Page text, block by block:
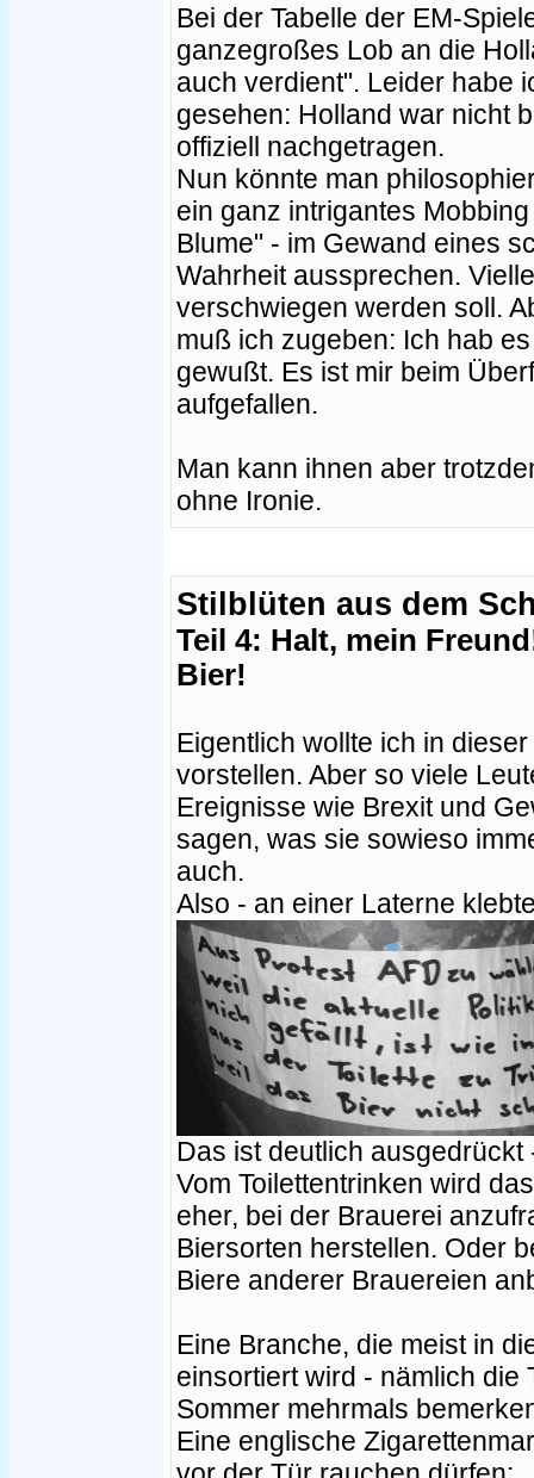
Bei der Tabelle der EM-
ganzegroßes Lob an die
auch verdient". Leider habe
gesehen: Holland war nicht
offiziell nachgetragen.
Nun könnte man
ein ganz intrigantes
Blume" - im Gewand eines
Wahrheit aussprechen.
verschwiegen werden soll.
muß ich zugeben: Ich hab
gewußt. Es ist mir beim
aufgefallen.
Man kann ihnen aber
ohne Ironie.
Stilblüten aus dem
Teil 4: Halt, mein
Bier!
Eigentlich wollte ich in
vorstellen. Aber so viele
Ereignisse wie Brexit und
sagen, was sie sowieso
auch.
Also - an einer Laterne
Das ist deutlich
Vom Toilettentrinken wird
eher, bei der Brauerei
Biersorten herstellen. Oder
Biere anderer Brauereien
Eine Branche, die meist in
einsortiert wird - nämlich die
Sommer mehrmals
Eine englische